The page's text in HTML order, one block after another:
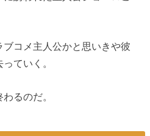
コメ主人公かと思いきや彼
ていく。
るのだ。